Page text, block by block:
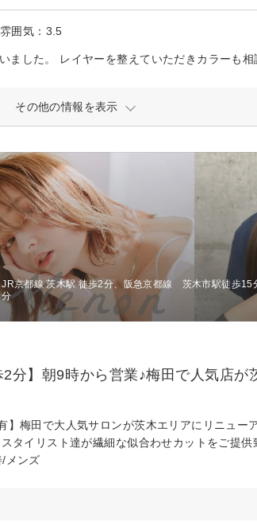
雰囲気：3.5
その他の情報を表示
JR京都線 茨木駅 徒歩2分、阪急京都線 茨木市駅徒歩
分
分】朝9時から営業♪梅田で人気店が
】梅田で大人気サロンが茨木エリアにリニュ
イリスト達が繊細な似合わせカットをご提供
メンズ